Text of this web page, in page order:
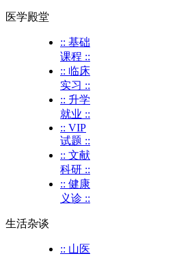
医学殿堂
:: 基础
课程 ::
:: 临床
实习 ::
:: 升学
就业 ::
:: VIP
试题 ::
:: 文献
科研 ::
:: 健康
义诊 ::
生活杂谈
:: 山医